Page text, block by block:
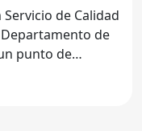
de Calidad
Departamento de
punto de